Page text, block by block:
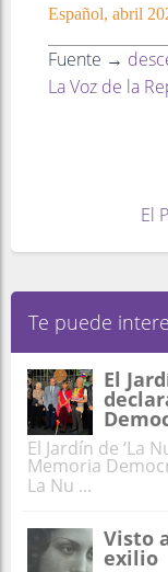
Español, abril
Fuente →
La Voz de la
El
Te puede
El
El Jardín de ‘La
Memoria
La Nu ...
Visto
exilio